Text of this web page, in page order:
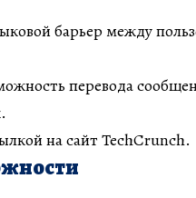
барьер между
перевода
на сайт TechCrunch.